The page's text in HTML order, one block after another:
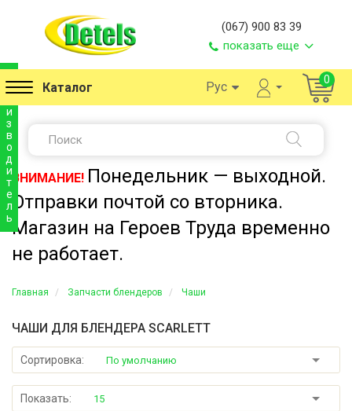
(067) 900 83 39
показать еще
Каталог Рус 0
ВНИМАНИЕ! Понедельник — выходной.
Отправки почтой со вторника.
Магазин на Героев Труда временно
не работает.
Главная Запчасти блендеров Чаши
ЧАШИ ДЛЯ БЛЕНДЕРА SCARLETT
Сортировка: По умолчанию
Показать: 15
р
и
з
в
о
д
и
т
е
л
ь